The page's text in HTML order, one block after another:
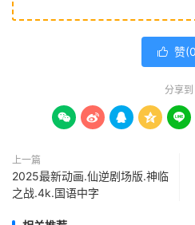
 赞(0
分享到
    
上一篇
2025最新动画.仙逆剧场版.神临
之战.4k.国语中字